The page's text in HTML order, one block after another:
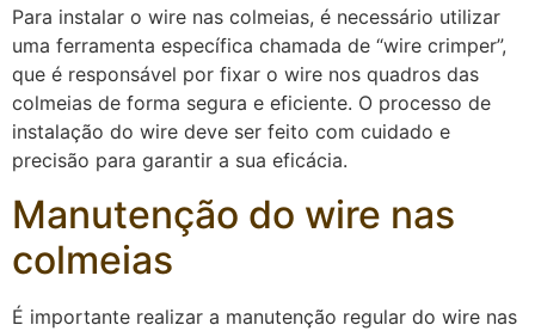
Para instalar o wire nas colmeias, é necessário utilizar
uma ferramenta específica chamada de “wire crimper”,
que é responsável por fixar o wire nos quadros das
colmeias de forma segura e eficiente. O processo de
instalação do wire deve ser feito com cuidado e
precisão para garantir a sua eficácia.
Manutenção do wire nas
colmeias
É importante realizar a manutenção regular do wire nas